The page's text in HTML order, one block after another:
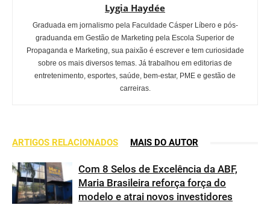
Lygia Haydée
Graduada em jornalismo pela Faculdade Cásper Líbero e pós-
graduanda em Gestão de Marketing pela Escola Superior de
Propaganda e Marketing, sua paixão é escrever e tem curiosidade
sobre os mais diversos temas. Já trabalhou em editorias de
entretenimento, esportes, saúde, bem-estar, PME e gestão de
carreiras.
ARTIGOS RELACIONADOS MAIS DO AUTOR
Com 8 Selos de Excelência da ABF,
Maria Brasileira reforça força do
modelo e atrai novos investidores